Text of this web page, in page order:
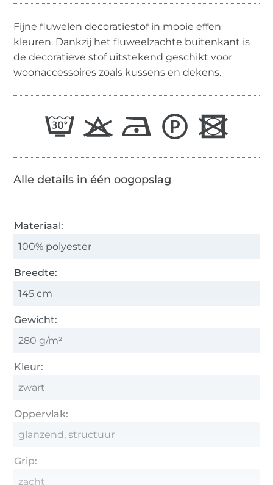
Fijne fluwelen decoratiestof in mooie effen
kleuren. Dankzij het fluweelzachte buitenkant is
de decoratieve stof uitstekend geschikt voor
woonaccessoires zoals kussens en dekens.
Alle details in één oogopslag
Materiaal:
100% polyester
Breedte:
145 cm
Gewicht:
280 g/m²
Kleur:
zwart
Oppervlak:
glanzend, structuur
Grip:
zacht